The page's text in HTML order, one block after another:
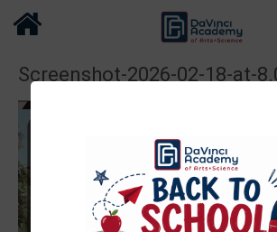
Screenshot-2026-02-18-at-